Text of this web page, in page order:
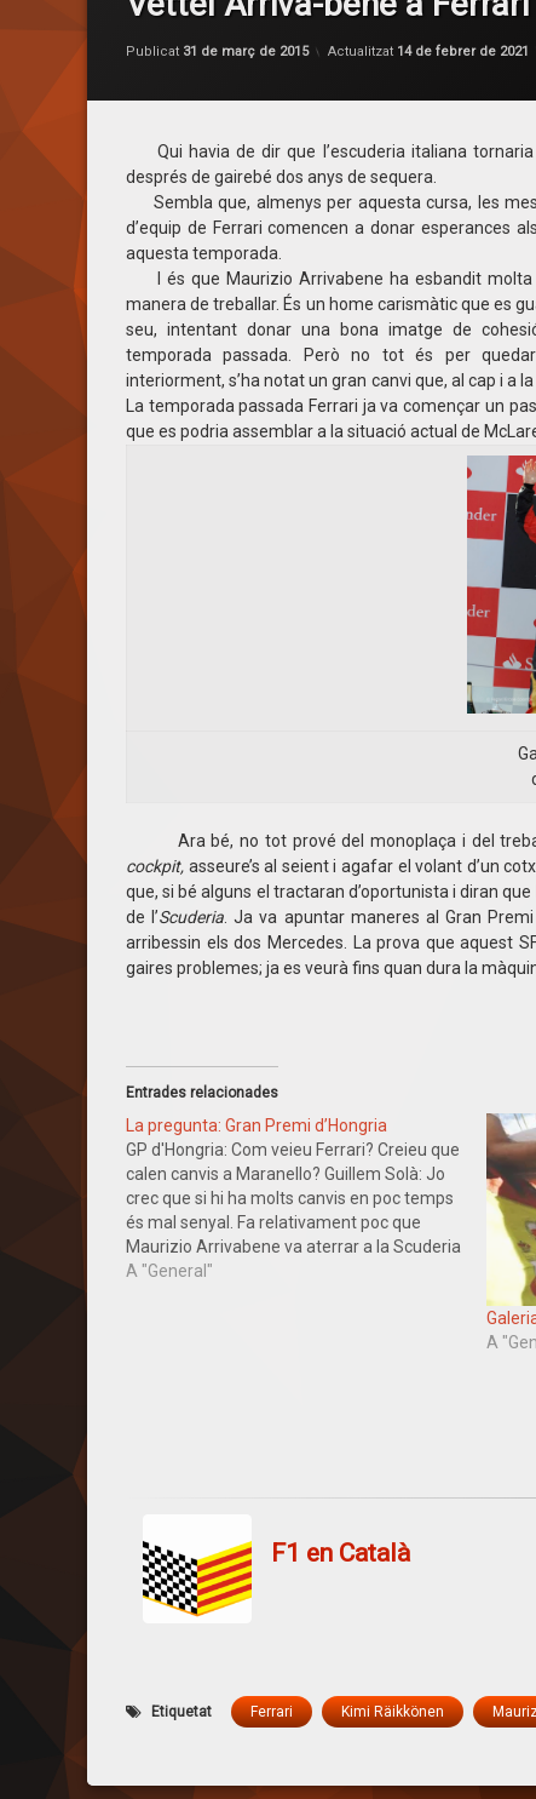
Publicat 31 de març de 2015 Actualitzat 14 de febrer de 2021
Qui havia de dir que l’escuderia italiana tornaria
després de gairebé dos anys de sequera.
Sembla que, almenys per aquesta cursa, les
d’equip de Ferrari comencen a donar esperances als
aquesta temporada.
I és que Maurizio Arrivabene ha esbandit molta
manera de treballar. És un home carismàtic que es
seu, intentant donar una bona imatge de
temporada passada. Però no tot és per
interiorment, s’ha notat un gran canvi que, al cap i a
La temporada passada Ferrari ja va començar un
que es podria assemblar a la situació actual de
Ara bé, no tot prové del monoplaça i del treball
cockpit, asseure’s al seient i agafar el volant d’un
que, si bé alguns el tractaran d’oportunista i diran
de l’Scuderia . Ja va apuntar maneres al Gran
arribessin els dos Mercedes. La prova que aquest
gaires problemes; ja es veurà fins quan dura la
Entrades relacionades
La pregunta: Gran Premi d’Hongria
GP d'Hongria: Com veieu Ferrari? Creieu que
calen canvis a Maranello? Guillem Solà: Jo
crec que si hi ha molts canvis en poc temps
és mal senyal. Fa relativament poc que
Maurizio Arrivabene va aterrar a la Scuderia
i ja se senten rumors que el situen fora ja
A "General"
A
F1 en Català
Etiquetat Ferrari Kimi Räikkönen